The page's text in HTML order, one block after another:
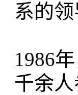
系的领
1986
千余